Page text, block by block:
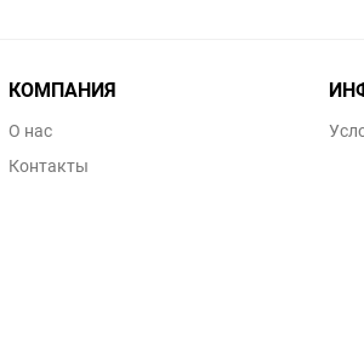
КОМПАНИЯ
О нас
Контакты